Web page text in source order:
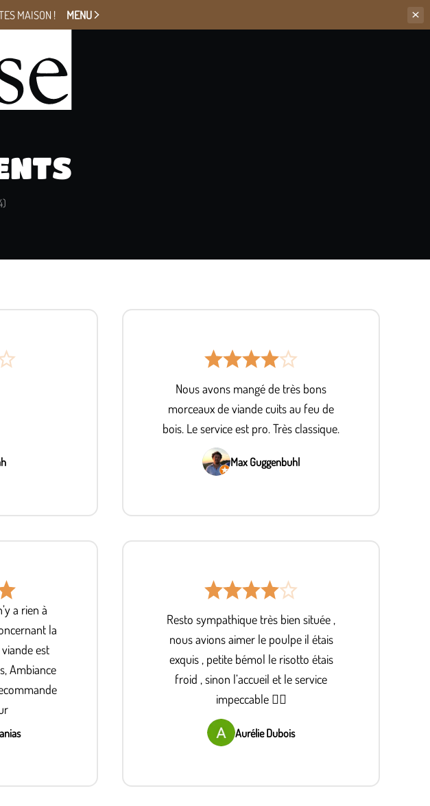
MAISON ! MENU
)
Nous avons mangé de très bons
morceaux de viande cuits au feu de
bois. Le service est pro. Très classique.
Max Guggenbuhl
a rien à
la
est
Ambiance
Resto sympathique très bien située ,
nous avions aimer le poulpe il étais
exquis , petite bémol le risotto étais
froid , sinon l’accueil et le service
impeccable 👌🏽
Aurélie Dubois